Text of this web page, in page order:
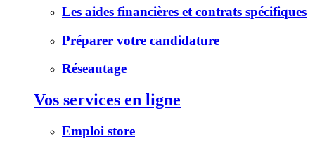
Les aides financières et contrats spécifiques
Préparer votre candidature
Réseautage
Vos services en ligne
Emploi store